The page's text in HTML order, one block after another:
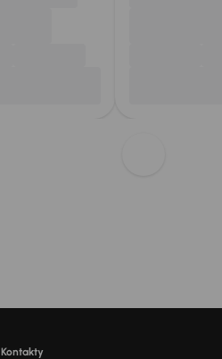
Kontakty